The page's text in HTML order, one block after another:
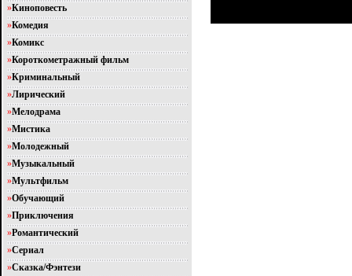
»Киноповесть
»Комедия
»Комикс
»Короткометражный фильм
»Криминальный
»Лирический
»Мелодрама
»Мистика
»Молодежный
»Музыкальный
»Мультфильм
»Обучающий
»Приключения
»Романтический
»Сериал
»Сказка/Фэнтези